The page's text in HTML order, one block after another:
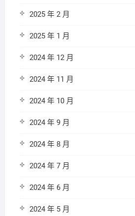
2025 年 2 月
2025 年 1 月
2024 年 12 月
2024 年 11 月
2024 年 10 月
2024 年 9 月
2024 年 8 月
2024 年 7 月
2024 年 6 月
2024 年 5 月